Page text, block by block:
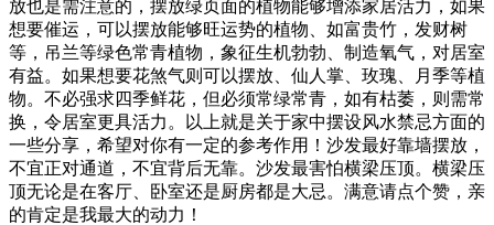
放也是需注意的，摆放绿页面的植物能够增添家居活力，如果
想要催运，可以摆放能够旺运势的植物、如富贵竹，发财树
等，吊兰等绿色常青植物，象征生机勃勃、制造氧气，对居室
有益。如果想要花煞气则可以摆放、仙人掌、玫瑰、月季等植
物。不必强求四季鲜花，但必须常绿常青，如有枯萎，则需常
换，令居室更具活力。以上就是关于家中摆设风水禁忌方面的
一些分享，希望对你有一定的参考作用！沙发最好靠墙摆放，
不宜正对通道，不宜背后无靠。沙发最害怕横梁压顶。横梁压
顶无论是在客厅、卧室还是厨房都是大忌。满意请点个赞，亲
的肯定是我最大的动力！